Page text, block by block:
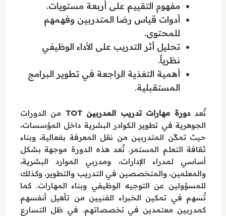
مفهوم التقييم على أربعة مستويات.
أدوات قياس رضا المتدربين وفهمهم
للمحتوى.
تحليل أثر التدريب على الأداء الوظيفي
نظرياً.
أهمية التغذية الراجعة في تطوير البرامج
المستقبلية.
تُعددورة مهارات تدريب المدربين TOT
من الدورات
الجوهرية في تطوير الكوادر البشرية داخل المؤسسات،
حيث تمكّن المتدربين من نقل المعرفة بفعالية، وبناء
ثقافة التعلم المستمر. تُعد هذه الدورة موجهة بشكل
أساسي لمدراء الإدارات، ومدربي الموارد البشرية،
والمعلمين، والمتخصصين في التدريب والتطوير، وكذلك
للمسؤولين عن التوجيه الوظيفي وبناء المهارات. كما
تُسهم في تمكين الخبراء الفنيين من تأهيل أنفسهم
كمدربين معتمدين في تخصصاتهم. في ظل التسارع